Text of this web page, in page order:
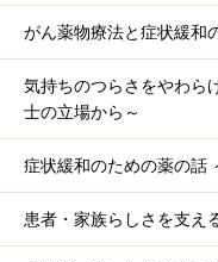
がん薬物療法と症状緩和
気持ちのつらさをやわ
士の立場から～
症状緩和のための薬の話
患者・家族らしさを支え